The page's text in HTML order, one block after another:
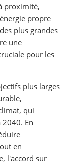
proximité,
propre
plus grandes
une
pour les
plus larges
qui
2040. En
en
l'accord sur